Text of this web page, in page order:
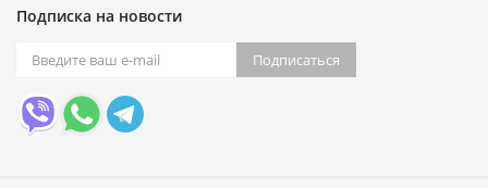
Подписка на новости
Подписаться